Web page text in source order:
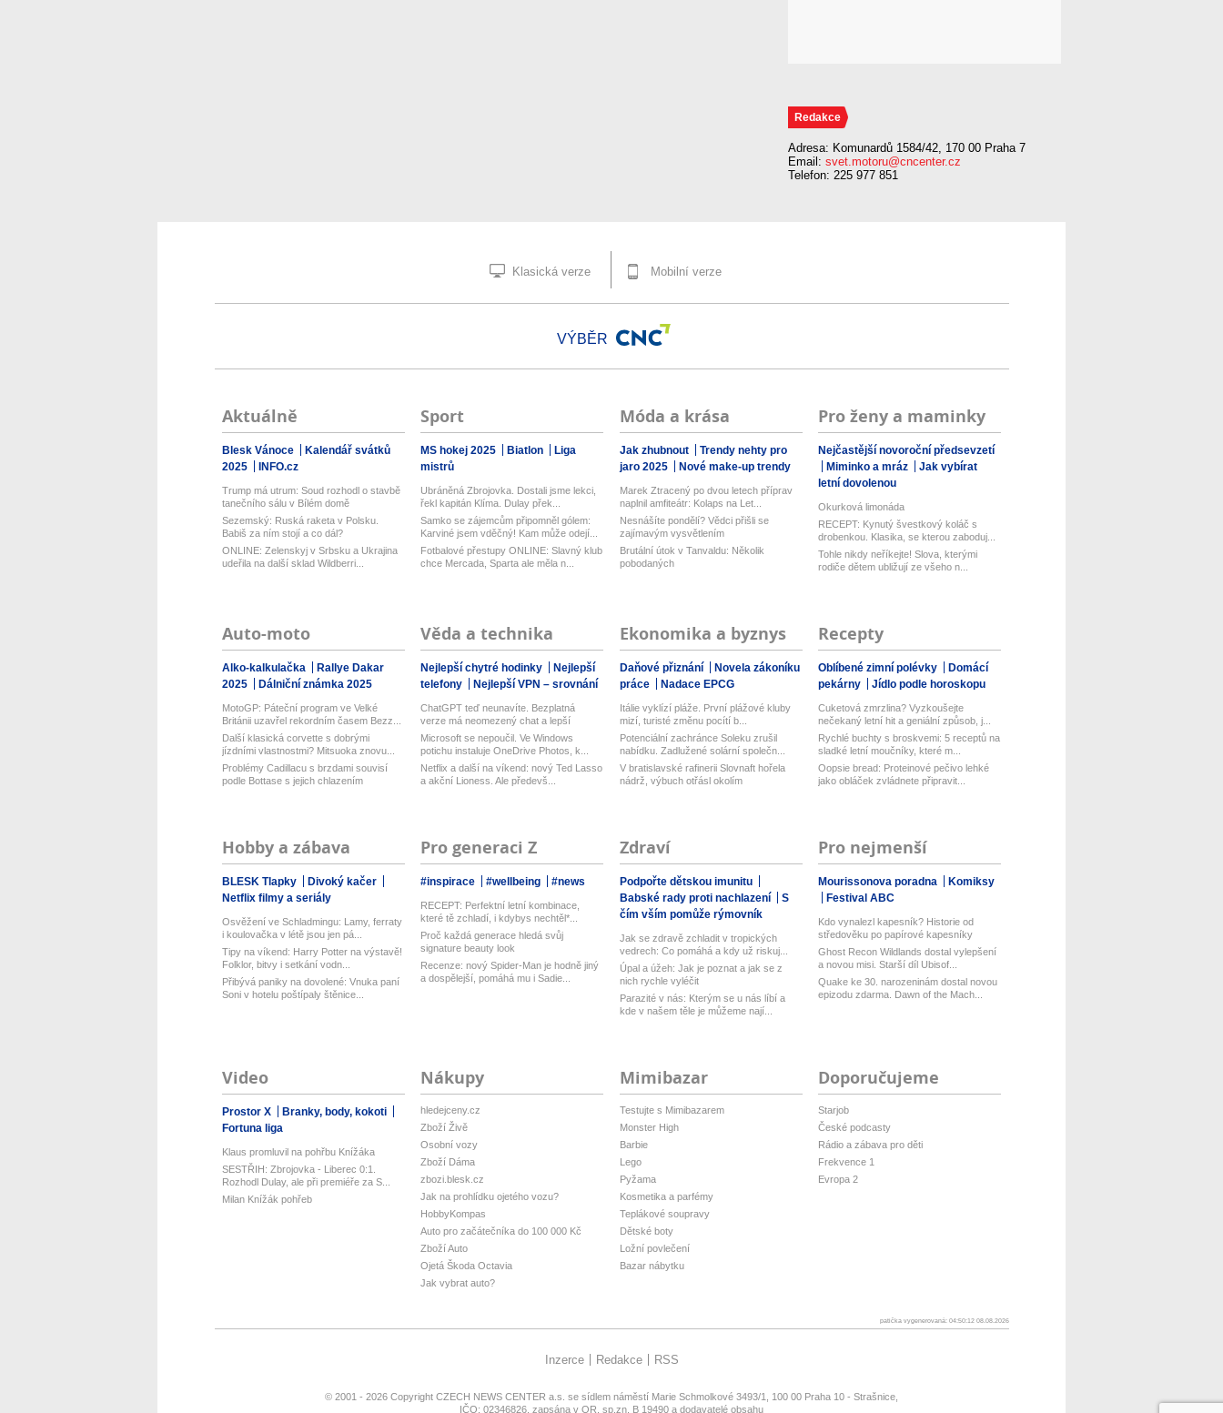
Redakce
Adresa: Komunardů 1584/42, 170 00 Praha 7
Email: svet.motoru@cncenter.cz
Telefon: 225 977 851
Klasická verze Mobilní verze
VÝBĚR
Aktuálně
Blesk Vánoce
Kalendář svátků
2025
INFO.cz
Trump má utrum: Soud rozhodl o stavbě
tanečního sálu v Bílém domě
Sezemský: Ruská raketa v Polsku.
Babiš za ním stojí a co dál?
ONLINE: Zelenskyj v Srbsku a Ukrajina
udeřila na další sklad Wildberri...
Sport
MS hokej 2025 Biatlon
Liga
mistrů
Ubráněná Zbrojovka. Dostali jsme lekci,
řekl kapitán Klíma. Dulay přek...
Samko se zájemcům připomněl gólem:
Karviné jsem vděčný! Kam může odejí...
Fotbalové přestupy ONLINE: Slavný klub
chce Mercada, Sparta ale měla n...
Móda a krása
Jak zhubnout
Trendy nehty pro
jaro 2025
Nové make-up trendy
Marek Ztracený po dvou letech příprav
naplnil amfiteátr: Kolaps na Let...
Nesnášíte pondělí? Vědci přišli se
zajímavým vysvětlením
Brutální útok v Tanvaldu: Několik
pobodaných
Pro ženy a maminky
Nejčastější novoroční předsevzetí
Miminko a mráz
Jak vybírat
letní dovolenou
Okurková limonáda
RECEPT: Kynutý švestkový koláč s
drobenkou. Klasika, se kterou zaboduj...
Tohle nikdy neříkejte! Slova, kterými
rodiče dětem ubližují ze všeho n...
Auto-moto
Alko-kalkulačka
Rallye Dakar
2025
Dálniční známka 2025
MotoGP: Páteční program ve Velké
Británii uzavřel rekordním časem Bezz...
Další klasická corvette s dobrými
jízdními vlastnostmi? Mitsuoka znovu...
Problémy Cadillacu s brzdami souvisí
podle Bottase s jejich chlazením
Věda a technika
Nejlepší chytré hodinky
Nejlepší
telefony
Nejlepší VPN – srovnání
ChatGPT teď neunavíte. Bezplatná
verze má neomezený chat a lepší
model...
Microsoft se nepoučil. Ve Windows
potichu instaluje OneDrive Photos, k...
Netflix a další na víkend: nový Ted Lasso
a akční Lioness. Ale předevš...
Ekonomika a byznys
Daňové přiznání
Novela zákoníku
práce
Nadace EPCG
Itálie vyklízí pláže. První plážové kluby
mizí, turisté změnu pocítí b...
Potenciální zachránce Soleku zrušil
nabídku. Zadlužené solární společn...
V bratislavské rafinerii Slovnaft hořela
nádrž, výbuch otřásl okolím
Recepty
Oblíbené zimní polévky
Domácí
pekárny
Jídlo podle horoskopu
Cuketová zmrzlina? Vyzkoušejte
nečekaný letní hit a geniální způsob, j...
Rychlé buchty s broskvemi: 5 receptů na
sladké letní moučníky, které m...
Oopsie bread: Proteinové pečivo lehké
jako obláček zvládnete připravit...
Hobby a zábava
BLESK Tlapky
Divoký kačer
Netflix filmy a seriály
Osvěžení ve Schladmingu: Lamy, ferraty
i koulovačka v létě jsou jen pá...
Tipy na víkend: Harry Potter na výstavě!
Folklor, bitvy i setkání vodn...
Přibývá paniky na dovolené: Vnuka paní
Soni v hotelu poštípaly štěnice...
Pro generaci Z
#inspirace #wellbeing #news
RECEPT: Perfektní letní kombinace,
které tě zchladí, i kdybys nechtěl*...
Proč každá generace hledá svůj
signature beauty look
Recenze: nový Spider-Man je hodně jiný
a dospělejší, pomáhá mu i Sadie...
Zdraví
Podpořte dětskou imunitu
Babské rady proti nachlazení
S
čím vším pomůže rýmovník
Jak se zdravě zchladit v tropických
vedrech: Co pomáhá a kdy už riskuj...
Úpal a úžeh: Jak je poznat a jak se z
nich rychle vyléčit
Parazité v nás: Kterým se u nás líbí a
kde v našem těle je můžeme nají...
Pro nejmenší
Mourissonova poradna
Komiksy
Festival ABC
Kdo vynalezl kapesník? Historie od
středověku po papírové kapesníky
Ghost Recon Wildlands dostal vylepšení
a novou misi. Starší díl Ubisof...
Quake ke 30. narozeninám dostal novou
epizodu zdarma. Dawn of the Mach...
Video
Prostor X
Branky, body, kokoti
Fortuna liga
Klaus promluvil na pohřbu Knížáka
SESTŘIH: Zbrojovka - Liberec 0:1.
Rozhodl Dulay, ale při premiéře za S...
Milan Knížák pohřeb
Nákupy
hledejceny.cz
Zboží Živě
Osobní vozy
Zboží Dáma
zbozi.blesk.cz
Jak na prohlídku ojetého vozu?
HobbyKompas
Auto pro začátečníka do 100 000 Kč
Zboží Auto
Ojetá Škoda Octavia
Jak vybrat auto?
Mimibazar
Testujte s Mimibazarem
Monster High
Barbie
Lego
Pyžama
Kosmetika a parfémy
Teplákové soupravy
Dětské boty
Ložní povlečení
Bazar nábytku
Doporučujeme
Starjob
České podcasty
Rádio a zábava pro děti
Frekvence 1
Evropa 2
patička vygenerovaná: 04:50:12 08.08.2026
Inzerce Redakce RSS
© 2001 - 2026 Copyright CZECH NEWS CENTER a.s. se sídlem náměstí Marie Schmolkové 3493/1, 100 00 Praha 10 - Strašnice,
IČO: 02346826, zapsána v OR, sp.zn. B 19490 a dodavatelé obsahu